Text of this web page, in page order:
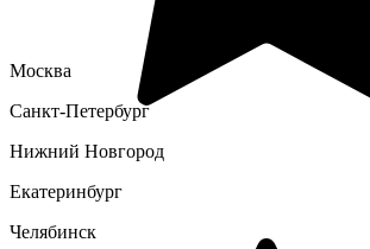
Москва
Санкт-Петербург
Нижний Новгород
Екатеринбург
Челябинск